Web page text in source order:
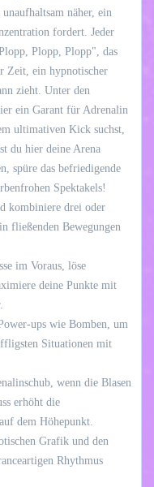
näher, ein
fordert. Jeder
Plopp, Plopp", das
Zeit, ein hypnotischer
zieht. Unter den
ein Garant für Adrenalin
ultimativen Kick suchst,
du hier deine Arena
spüre das befriedigende
Spektakels!
kombiniere drei oder
fließenden Bewegungen
im Voraus, löse
deine Punkte mit
ups wie Bomben, um
Situationen mit
wenn die Blasen
erhöht die
dem Höhepunkt.
Grafik und den
Rhythmus